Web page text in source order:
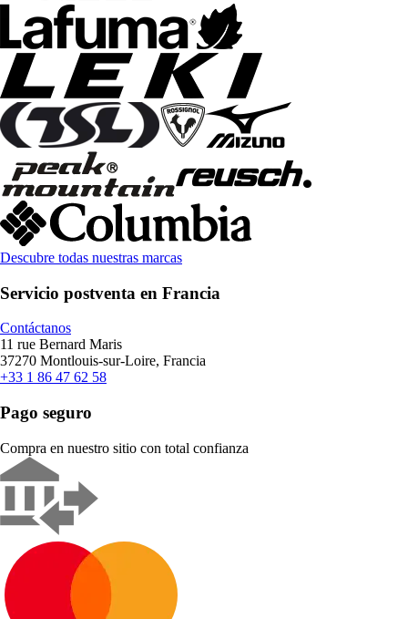
Descubre todas nuestras marcas
Servicio postventa en Francia
Contáctanos
11 rue Bernard Maris
37270 Montlouis-sur-Loire, Francia
+33 1 86 47 62 58
Pago seguro
Compra en nuestro sitio con total confianza